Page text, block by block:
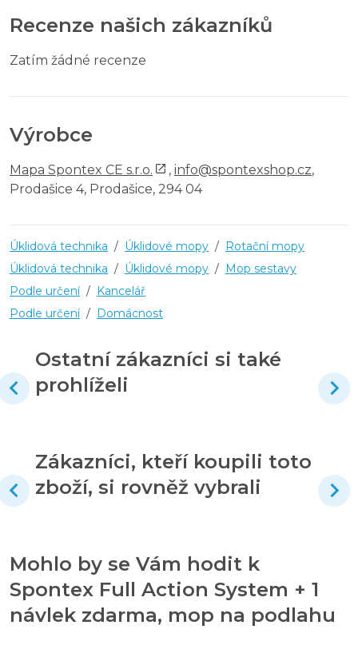
Recenze našich zákazníků
Zatím žádné recenze
Výrobce
Mapa Spontex CE s.r.o. , info@spontexshop.cz,
Prodašice 4, Prodašice, 294 04
Úklidová technika / Úklidové mopy / Rotační mopy
Úklidová technika / Úklidové mopy / Mop sestavy
Podle určení / Kancelář
Podle určení / Domácnost
Ostatní zákazníci si také
prohlíželi
Zákazníci, kteří koupili toto
zboží, si rovněž vybrali
Mohlo by se Vám hodit k
Spontex Full Action System + 1
návlek zdarma, mop na podlahu